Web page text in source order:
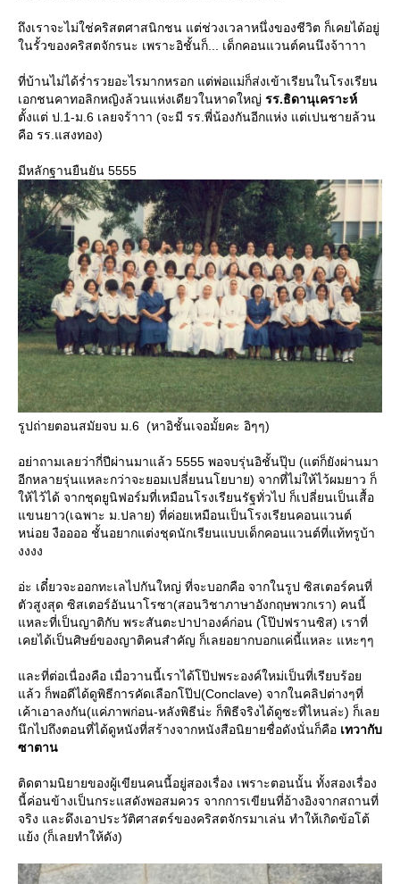
ถึงเราจะไม่ใช่คริสตศาสนิกชน แต่ช่วงเวลาหนึ่งของชีวิต ก็เคยได้อยู่
นรั้วของคริสตจักรนะ เพราะอิชั้นก็... เด็กคอนแวนต์คนนึงจ้าาาา
ที่บ้านไม่ได้ร่ำรวยอะไรมากหรอก แต่พ่อแม่ก็ส่งเข้าเรียนในโรงเรียน
เอกชนคาทอลิกหญิงล้วนแห่งเดียวในหาดใหญ่ รร.ธิดานุเคราะห์
ตั้งแต่ ป.1-ม.6 เลยจร้าาา (จะมี รร.พี่น้องกันอีกแห่ง แต่เปนชายล้วน
คือ รร.แสงทอง)
มีหลักฐานยืนยัน 5555
รูปถ่ายตอนสมัยจบ ม.6 (หาอิชั้นเจอมั้ยคะ อิๆๆ)
อย่าถามเลยว่ากี่ปีผ่านมาแล้ว 5555 พอจบรุ่นอิชั้นปุ๊บ (แต่ก็ยังผ่านมา
อีกหลายรุ่นแหละกว่าจะยอมเปลี่ยนนโยบาย) จากที่ไม่ให้ไว้ผมยาว ก็
ห้ไว้ได้ จากชุดยูนิฟอร์มที่เหมือนโรงเรียนรัฐทั่วไป ก็เปลี่ยนเป็นเสื้อ
ขนยาว(เฉพาะ ม.ปลาย) ที่ค่อยเหมือนเป็นโรงเรียนคอนแวนต์
หน่อย งืออออ ชั้นอยากแต่งชุดนักเรียนแบบเด็กคอนแวนต์ที่แท้ทรูบ้า
งงงง
อ่ะ เดี๋ยวจะออกทะเลไปกันใหญ่ ที่จะบอกคือ จากในรูป ซิสเตอร์คนที่
ตัวสูงสุด ซิสเตอร์อันนาโรซา(สอนวิชาภาษาอังกฤษพวกเรา) คนนี้
หละที่เป็นญาติกับ พระสันตะปาปาองค์ก่อน (โป๊ปฟรานซิส) เราที่
เคยได้เป็นศิษย์ของญาติคนสำคัญ ก็เลยอยากบอกแค่นี้แหละ แหะๆๆ
ละที่ต่อเนื่องคือ เมื่อวานนี้เราได้โป๊ปพระองค์ใหม่เป็นที่เรียบร้อ
ล้ว ก็พอดีได้ดูพิธีการคัดเลือกโป๊ป(Conclave) จากในคลิปต่างๆที่
เค้าเอาลงกัน(แค่ภาพก่อน-หลังพิธีน่ะ ก็พิธีจริงได้ดูซะที่ไหนล่ะ) ก็เล
นึกไปถึงตอนที่ได้ดูหนังที่สร้างจากหนังสือนิยายชื่อดังนั่นก็คือ เทวากับ
ซาตาน
ติดตามนิยายของผู้เขียนคนนี้อยู่สองเรื่อง เพราะตอนนั้น ทั้งสองเรื่อง
นี้ค่อนข้างเป็นกระแสดังพอสมควร จากการเขียนที่อ้างอิงจากสถานที่
จริง และดึงเอาประวัติศาสตร์ของคริสตจักรมาเล่น ทำให้เกิดข้อโต้
้ง (ก็เลยทำให้ดัง)